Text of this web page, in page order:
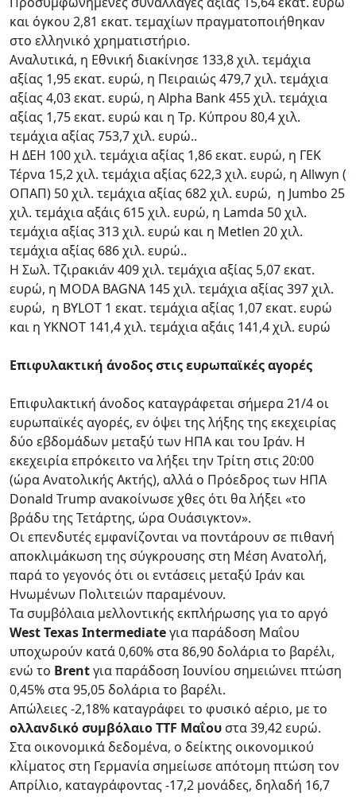
και όγκου 2,81 εκατ. τεμαχίων πραγματοποιήθηκαν
στο ελληνικό χρηματιστήριο.
Αναλυτικά, η Εθνική διακίνησε 133,8 χιλ. τεμάχια
αξίας 1,95 εκατ. ευρώ, η Πειραιώς 479,7 χιλ. τεμάχια
αξίας 4,03 εκατ. ευρώ, η Alpha Bank 455 χιλ. τεμάχια
αξίας 1,75 εκατ. ευρώ και η Τρ. Κύπρου 80,4 χιλ.
τεμάχια αξίας 753,7 χιλ. ευρώ..
Η ΔΕΗ 100 χιλ. τεμάχια αξίας 1,86 εκατ. ευρώ, η ΓΕΚ
Τέρνα 15,2 χιλ. τεμάχια αξίας 622,3 χιλ. ευρώ, η Allwyn (
ΟΠΑΠ) 50 χιλ. τεμάχια αξίας 682 χιλ. ευρώ, η Jumbo 25
χιλ. τεμάχια αξάις 615 χιλ. ευρώ, η Lamda 50 χιλ.
τεμάχια αξίας 313 χιλ. ευρώ και η Metlen 20 χιλ.
τεμάχια αξίας 686 χιλ. ευρώ..
Η Σωλ. Τζιρακιάν 409 χιλ. τεμάχια αξίας 5,07 εκατ.
ευρώ, η MODA BAGNA 145 χιλ. τεμάχια αξίας 397 χιλ.
ευρώ, η BYLOT 1 εκατ. τεμάχια αξίας 1,07 εκατ. ευρώ
και η YKNOT 141,4 χιλ. τεμάχια αξάις 141,4 χιλ. ευρώ
Επιφυλακτική άνοδος στις ευρωπαϊκές αγορές
Επιφυλακτική άνοδος καταγράφεται σήμερα 21/4 οι
ευρωπαϊκές αγορές, εν όψει της λήξης της εκεχειρίας
δύο εβδομάδων μεταξύ των ΗΠΑ και του Ιράν. Η
εκεχειρία επρόκειτο να λήξει την Τρίτη στις 20:00
(ώρα Ανατολικής Ακτής), αλλά ο Πρόεδρος των ΗΠΑ
Donald Trump ανακοίνωσε χθες ότι θα λήξει «το
βράδυ της Τετάρτης, ώρα Ουάσιγκτον».
Οι επενδυτές εμφανίζονται να ποντάρουν σε πιθανή
αποκλιμάκωση της σύγκρουσης στη Μέση Ανατολή,
παρά το γεγονός ότι οι εντάσεις μεταξύ Ιράν και
Ηνωμένων Πολιτειών παραμένουν.
Τα συμβόλαια μελλοντικής εκπλήρωσης για το αργό
West Texas Intermediateγια παράδοση Μαΐου
υποχωρούν κατά 0,60% στα 86,90 δολάρια το βαρέλι,
ενώ το Brentγια παράδοση Ιουνίου σημειώνει πτώση
0,45% στα 95,05 δολάρια το βαρέλι.
Απώλειες -2,18% καταγράφει το φυσικό αέριο, με το
ολλανδικό συμβόλαιο TTF Μαΐου στα 39,42 ευρώ.
Στα οικονομικά δεδομένα, ο δείκτης οικονομικού
κλίματος στη Γερμανία σημείωσε απότομη πτώση τον
Απρίλιο, καταγράφοντας -17,2 μονάδες, δηλαδή 16,7